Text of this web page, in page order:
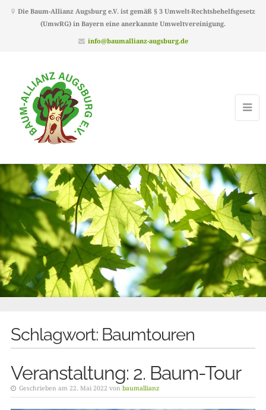
Die Baum-Allianz Augsburg e.V. ist gemäß § 3 Umwelt-Rechtsbehelfsgesetz
(UmwRG) in Bayern eine anerkannte Umweltvereinigung.
info@baumallianz-augsburg.de
Schlagwort: Baumtouren
Veranstaltung: 2. Baum-Tour
Geschrieben am 22. Mai 2022 von baumallianz